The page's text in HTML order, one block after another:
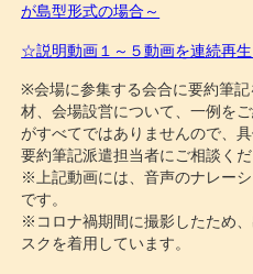
が島型形式の場合～
☆説明動画１～５動画を連続再
※会場に参集する会合に要約筆
材、会場設営について、一例を
がすべてではありませんので、
要約筆記派遣担当者にご相談くだ
※上記動画には、音声のナレー
です。
※コロナ禍期間に撮影したため
スクを着用しています。